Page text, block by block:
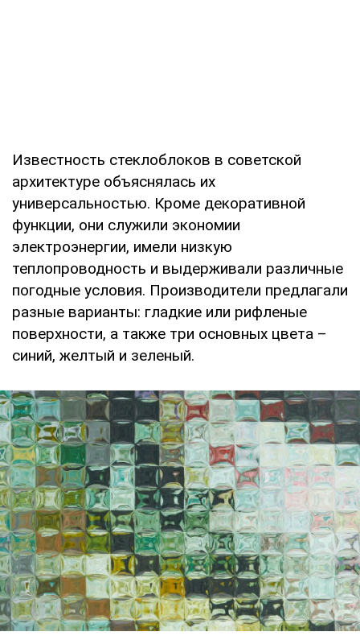
Известность стеклоблоков в советской
архитектуре объяснялась их
универсальностью. Кроме декоративной
функции, они служили экономии
электроэнергии, имели низкую
теплопроводность и выдерживали различные
погодные условия. Производители предлагали
разные варианты: гладкие или рифленые
поверхности, а также три основных цвета –
синий, желтый и зеленый.